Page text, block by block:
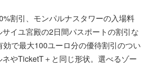
割引、モンパルナスタワーの入場料
イユ宮殿の2日間パスポートの割引な
効で最大100ユーロ分の優待割引のつい
やTicketT＋と同じ形状。選べるゾー